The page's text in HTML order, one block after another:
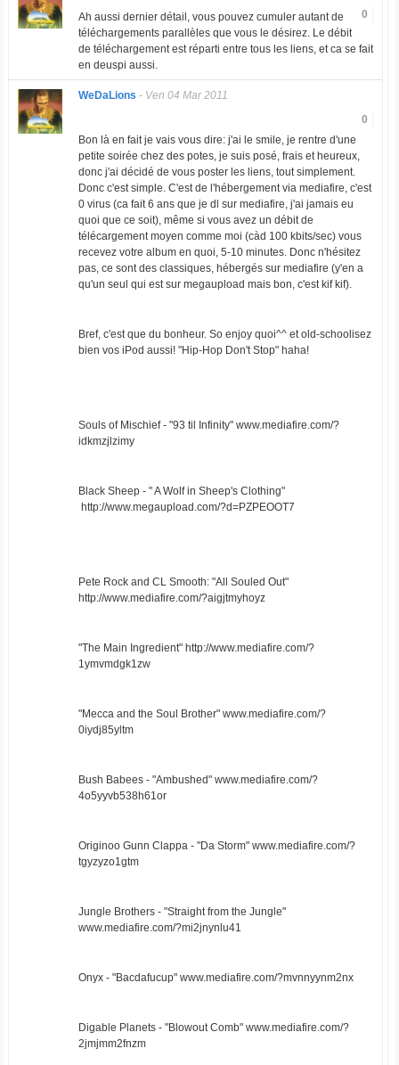
0
Ah aussi dernier détail, vous pouvez cumuler autant de
téléchargements parallèles que vous le désirez. Le débit
de téléchargement est réparti entre tous les liens, et ca se fait
en deuspi aussi.
WeDaLions - Ven 04 Mar 2011
0
Bon là en fait je vais vous dire: j'ai le smile, je rentre d'une
petite soirée chez des potes, je suis posé, frais et heureux,
donc j'ai décidé de vous poster les liens, tout simplement.
Donc c'est simple. C'est de l'hébergement via mediafire, c'est
0 virus (ca fait 6 ans que je dl sur mediafire, j'ai jamais eu
quoi que ce soit), même si vous avez un débit de
télécargement moyen comme moi (càd 100 kbits/sec) vous
recevez votre album en quoi, 5-10 minutes. Donc n'hésitez
pas, ce sont des classiques, hébergés sur mediafire (y'en a
qu'un seul qui est sur megaupload mais bon, c'est kif kif).
Bref, c'est que du bonheur. So enjoy quoi^^ et old-schoolisez
bien vos iPod aussi! "Hip-Hop Don't Stop" haha!
Souls of Mischief - "93 til Infinity" www.mediafire.com/?
idkmzjlzimy
Black Sheep - " A Wolf in Sheep's Clothing"
http://www.megaupload.com/?d=PZPEOOT7
Pete Rock and CL Smooth: "All Souled Out"
http://www.mediafire.com/?aigjtmyhoyz
"The Main Ingredient" http://www.mediafire.com/?
1ymvmdgk1zw
"Mecca and the Soul Brother" www.mediafire.com/?
0iydj85yltm
Bush Babees - "Ambushed" www.mediafire.com/?
4o5yyvb538h61or
Originoo Gunn Clappa - "Da Storm" www.mediafire.com/?
tgyzyzo1gtm
Jungle Brothers - "Straight from the Jungle"
www.mediafire.com/?mi2jnynlu41
Onyx - "Bacdafucup" www.mediafire.com/?mvnnyynm2nx
Digable Planets - "Blowout Comb" www.mediafire.com/?
2jmjmm2fnzm